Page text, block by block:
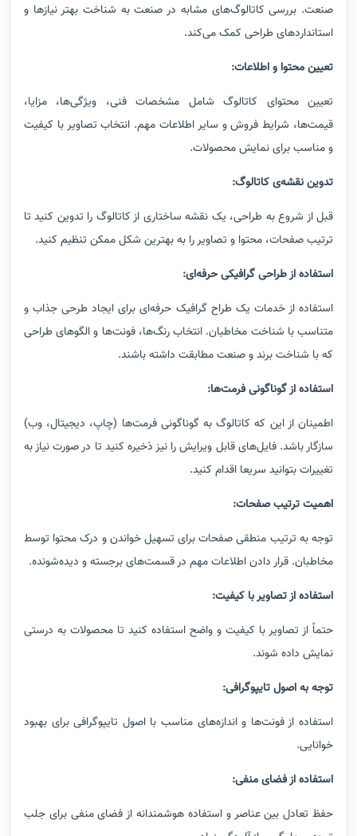
صنعت. بررسی کاتالوگ‌های مشابه در صنعت به شناخت بهتر نیازها و
استانداردهای طراحی کمک می‌کند.
تعیین محتوا و اطلاعات:
تعیین محتوای کاتالوگ شامل مشخصات فنی، ویژگی‌ها، مزایا،
قیمت‌ها، شرایط فروش و سایر اطلاعات مهم. انتخاب تصاویر با کیفیت
و مناسب برای نمایش محصولات.
تدوین نقشه‌ی کاتالوگ:
قبل از شروع به طراحی، یک نقشه ساختاری از کاتالوگ را تدوین کنید تا
ترتیب صفحات، محتوا و تصاویر را به بهترین شکل ممکن تنظیم کنید.
استفاده از طراحی گرافیکی حرفه‌ای:
استفاده از خدمات یک طراح گرافیک حرفه‌ای برای ایجاد طرحی جذاب و
متناسب با شناخت مخاطبان. انتخاب رنگ‌ها، فونت‌ها و الگوهای طراحی
که با شناخت برند و صنعت مطابقت داشته باشند.
استفاده از گوناگونی فرمت‌ها:
اطمینان از این که کاتالوگ به گوناگونی فرمت‌ها (چاپ، دیجیتال، وب)
سازگار باشد.فایل‌های قابل ویرایش را نیز ذخیره کنید تا در صورت نیاز به
تغییرات بتوانید سریعا اقدام کنید.
اهمیت ترتیب صفحات:
توجه به ترتیب منطقی صفحات برای تسهیل خواندن و درک محتوا توسط
مخاطبان. قرار دادن اطلاعات مهم در قسمت‌های برجسته و دیده‌شونده.
استفاده از تصاویر با کیفیت:
حتماً از تصاویر با کیفیت و واضح استفاده کنید تا محصولات به درستی
نمایش داده شوند.
توجه به اصول تایپوگرافی:
استفاده از فونت‌ها و اندازه‌های مناسب با اصول تایپوگرافی برای بهبود
خوانایی.
استفاده از فضای منفی:
حفظ تعادل بین عناصر و استفاده هوشمندانه از فضای منفی برای جلب